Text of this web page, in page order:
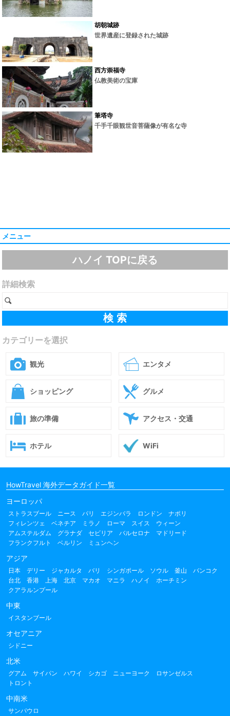
胡朝城跡
世界遺産に登録された城跡
西方崇福寺
仏教美術の宝庫
筆塔寺
千手千眼観世音菩薩像が有名な寺
メニュー
ハノイ TOPに戻る
詳細検索
カテゴリーを選択
観光 エンタメ
ショッピング グルメ
旅の準備 アクセス・交通
ホテル WiFi
HowTravel 海外データガイド一覧
ヨーロッパ
ストラスブール ニース パリ エジンバラ ロンドン
ナポリ
フィレンツェ
ベネチア ミラノ ローマ スイス
ウィーン
アムステルダム
グラナダ セビリア バルセロナ
マドリード
フランクフルト
ベルリン ミュンヘン
アジア
日本 デリー ジャカルタ バリ シンガポール ソウル 釜山
バンコク
台北
香港 上海 北京 マカオ マニラ ハノイ
ホーチミン
クアラルンプール
中東
イスタンブール
オセアニア
シドニー
北米
グアム サイパン ハワイ シカゴ ニューヨーク
ロサンゼルス
トロント
中南米
サンパウロ